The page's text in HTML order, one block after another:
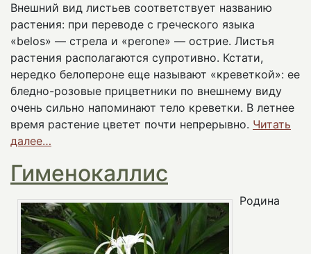
Внешний вид листьев соответствует названию
растения: при переводе с греческого языка
«belos» — стрела и «реrоnе» — острие. Листья
растения располагаются супротивно. Кстати,
нередко белопероне еще называют «креветкой»: ее
бледно-розовые прицветники по внешнему виду
очень сильно напоминают тело креветки. В летнее
время растение цветет почти непрерывно. Читать
далее…
Гименокаллис
Родина